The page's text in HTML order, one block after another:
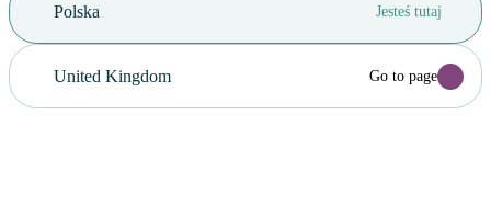
Polska Jesteś tutaj
United Kingdom Go to page